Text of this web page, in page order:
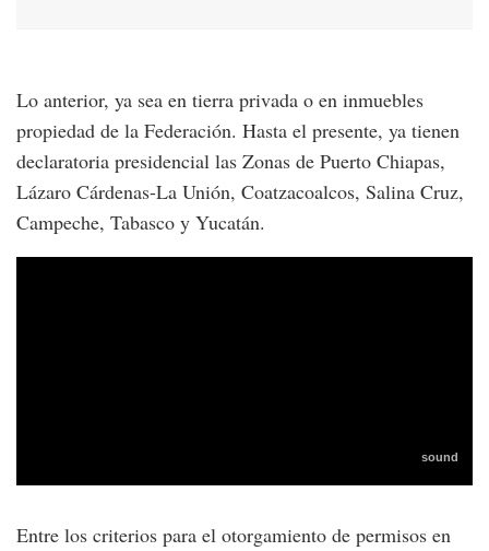
Lo anterior, ya sea en tierra privada o en inmuebles
propiedad de la Federación. Hasta el presente, ya tienen
declaratoria presidencial las Zonas de Puerto Chiapas,
Lázaro Cárdenas-La Unión, Coatzacoalcos, Salina Cruz,
Campeche, Tabasco y Yucatán.
Entre los criterios para el otorgamiento de permisos en